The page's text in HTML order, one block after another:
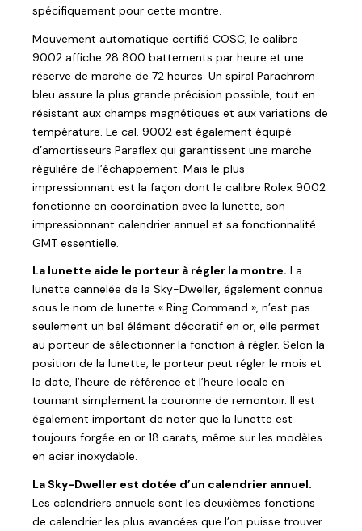
spécifiquement pour cette montre.
Mouvement automatique certifié COSC, le calibre
9002 affiche 28 800 battements par heure et une
réserve de marche de 72 heures. Un spiral Parachrom
bleu assure la plus grande précision possible, tout en
résistant aux champs magnétiques et aux variations de
température. Le cal. 9002 est également équipé
d’amortisseurs Paraflex qui garantissent une marche
régulière de l’échappement. Mais le plus
impressionnant est la façon dont le calibre Rolex 9002
fonctionne en coordination avec la lunette, son
impressionnant calendrier annuel et sa fonctionnalité
GMT essentielle.
La lunette aide le porteur à régler la montre. La
lunette cannelée de la Sky-Dweller, également connue
sous le nom de lunette « Ring Command », n’est pas
seulement un bel élément décoratif en or, elle permet
au porteur de sélectionner la fonction à régler. Selon la
position de la lunette, le porteur peut régler le mois et
la date, l’heure de référence et l’heure locale en
tournant simplement la couronne de remontoir. Il est
également important de noter que la lunette est
toujours forgée en or 18 carats, même sur les modèles
en acier inoxydable.
La Sky-Dweller est dotée d’un calendrier annuel.
Les calendriers annuels sont les deuxièmes fonctions
de calendrier les plus avancées que l’on puisse trouver